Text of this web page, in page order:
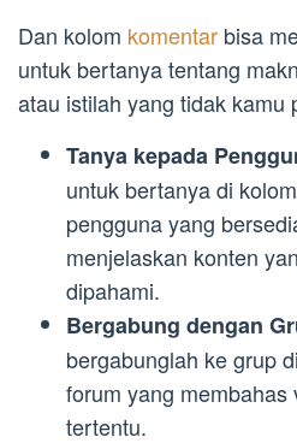
Dan kolom komentar bisa
untuk bertanya tentang
atau istilah yang tidak kamu
Tanya kepada
untuk bertanya di
pengguna yang
menjelaskan konten
dipahami.
Bergabung dengan
bergabunglah ke grup
forum yang membahas
tertentu.